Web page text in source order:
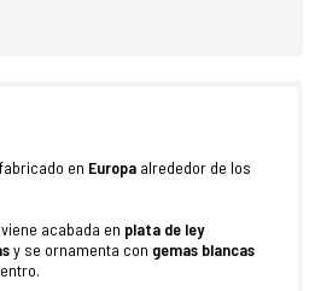
fabricado en Europa alrededor de los
viene acabada en plata de ley
y se ornamenta con gemas blancas